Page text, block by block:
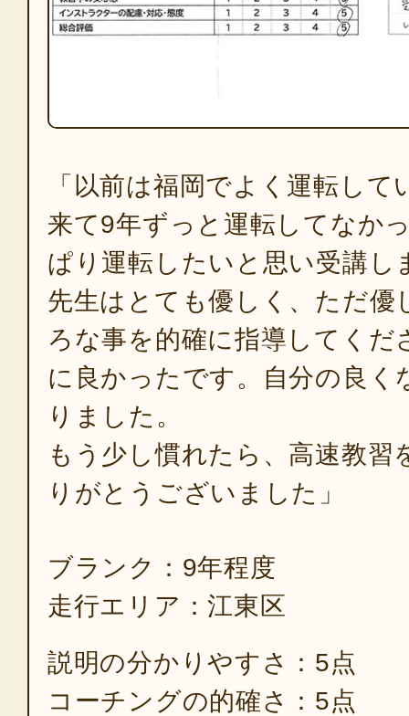
「以前は福岡でよく運転し
来て9年ずっと運転してなか
ぱり運転したいと思い受講し
先生はとても優しく、ただ優
ろな事を的確に指導してくだ
に良かったです。自分の良く
りました。
もう少し慣れたら、高速教習
りがとうございました」
ブランク：9年程度
走行エリア：江東区
説明の分かりやすさ：5点
コーチングの的確さ：5点